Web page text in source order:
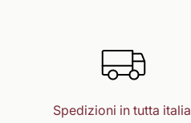
Spedizioni in tutta italia